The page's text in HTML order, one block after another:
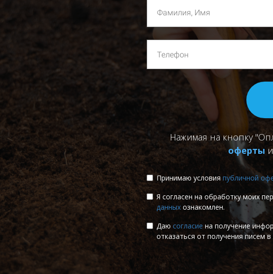
Нажимая на кнопку
оферты
Принимаю условия публичной
Я согласен на обработку моих
данных ознакомлен.
Даю согласие на получение
отказаться от получения писем